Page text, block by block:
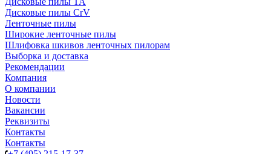
Дисковые пилы CrV
Ленточные пилы
Широкие ленточные пилы
Шлифовка шкивов ленточных пилорам
Выборка и доставка
Рекомендации
Компания
О компании
Новости
Вакансии
Реквизиты
Контакты
Контакты